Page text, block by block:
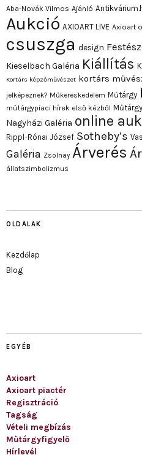
Aba-Novák Vilmos Ajánló
Aukció AXIOART LIVE Axioart
csuszga design
Kieselbach Galéria Kiállítás
Kortárs képzőművészet kortárs
jelképeznek? Műkereskedelem Műtárgy
műtárgypiaci hírek első kézből
Nagyházi Galéria online
Rippl-Rónai József Sotheby’s
Galéria Zsolnay Árverés
állatszimbolizmus
OLDALAK
Kezdőlap
Blog
EGYÉB
Axioart
Axioart piactér
Regisztráció
Tagság
Vételi megbízás
Műtárgyfigyelő
Hírlevél